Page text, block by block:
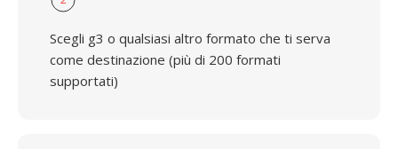
Scegli g3 o qualsiasi altro formato che ti serva
come destinazione (più di 200 formati
supportati)